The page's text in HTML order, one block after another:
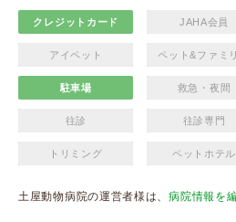
クレジットカード JAHA会員
アイペット ペット&ファミ
駐車場 救急・夜間
往診 往診専門
トリミング ペットホテル
土屋動物病院の運営者様は、病院情報を